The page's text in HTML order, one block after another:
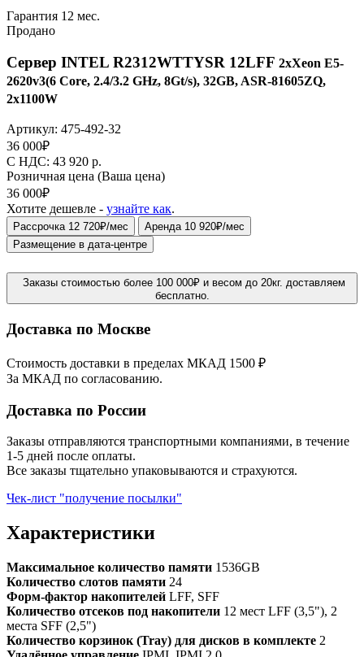
Гарантия 12 мес.
Продано
Сервер INTEL R2312WTTYSR 12LFF 2xXeon E5-
2620v3(6 Core, 2.4/3.2 GHz, 8Gt/s), 32GB, ASR-81605ZQ,
2x1100W
Артикул: 475-492-32
36 000₽
C НДС: 43 920 р.
Розничная цена (Ваша цена)
36 000₽
Хотите дешевле - узнайте как.
Рассрочка 12 720₽/мес
Аренда 10 920₽/мес
Размещение в дата-центре
Заказы стоимостью более 100 000₽ и весом до 20кг. доставляем
бесплатно.
Доставка по Москве
Стоимость доставки в пределах МКАД 1500 ₽
За МКАД по согласованию.
Доставка по России
Заказы отправляются транспортными компаниями, в течение
1-5 дней после оплаты.
Все заказы тщательно упаковываются и страхуются.
Чек-лист "получение посылки"
Характеристики
Максимальное количество памяти 1536GB
Количество слотов памяти 24
Форм-фактор накопителей LFF, SFF
Количество отсеков под накопители 12 мест LFF (3,5"), 2
места SFF (2,5")
Количество корзинок (Tray) для дисков в комплекте 2